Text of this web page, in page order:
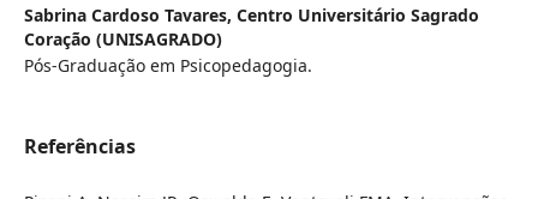
Sabrina Cardoso Tavares, Centro Universitário Sagrado
Coração (UNISAGRADO)
Pós-Graduação em Psicopedagogia.
Referências